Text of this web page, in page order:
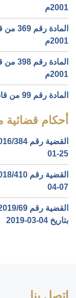
2001م
2001م
2001م
المادة رقم 99 من قانون العقوبات رقم (16) لسنة 1960م
أحكام قضائية
01-25‏
04-07‏
بتاريخ ‎2019-03-04‏